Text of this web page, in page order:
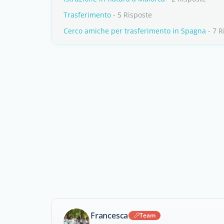
Trasferimento - 5 Risposte
Cerco amiche per trasferimento in Spagna - 7
Francesca
Team